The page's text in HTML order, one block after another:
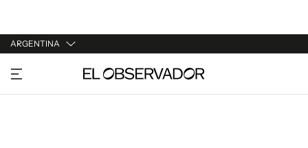
ARGENTINA
URUGUAY
ARGENTINA